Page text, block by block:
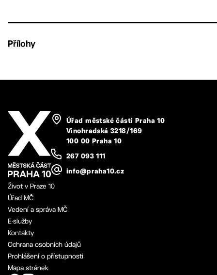
Přílohy
Úřad městské části Praha 10
Vinohradská 3218/169
100 00 Praha 10
267 093 111
info@praha10.cz
Život v Praze 10
Úřad MČ
Vedení a správa MČ
E-služby
Kontakty
Ochrana osobních údajů
Prohlášení o přístupnosti
Mapa stránek